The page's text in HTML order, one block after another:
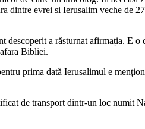
dintre evrei si Ierusalim veche de
a răsturnat afirmația. E
Bibliei.
prima dată Ierusalimul e
de transport dintr-un loc numit